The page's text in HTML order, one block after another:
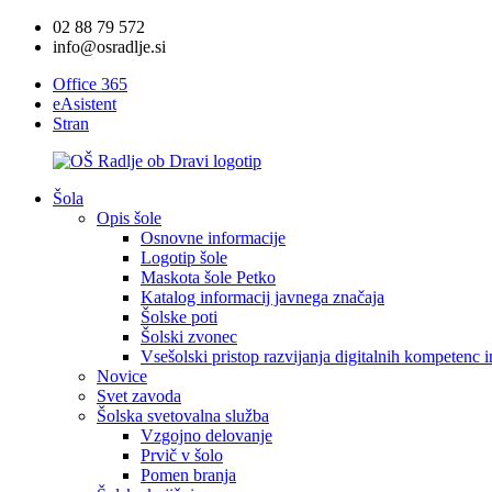
02 88 79 572
info@osradlje.si
Office 365
eAsistent
Stran
Šola
Opis šole
Osnovne informacije
Logotip šole
Maskota šole Petko
Katalog informacij javnega značaja
Šolske poti
Šolski zvonec
Vsešolski pristop razvijanja digitalnih kompetenc
Novice
Svet zavoda
Šolska svetovalna služba
Vzgojno delovanje
Prvič v šolo
Pomen branja